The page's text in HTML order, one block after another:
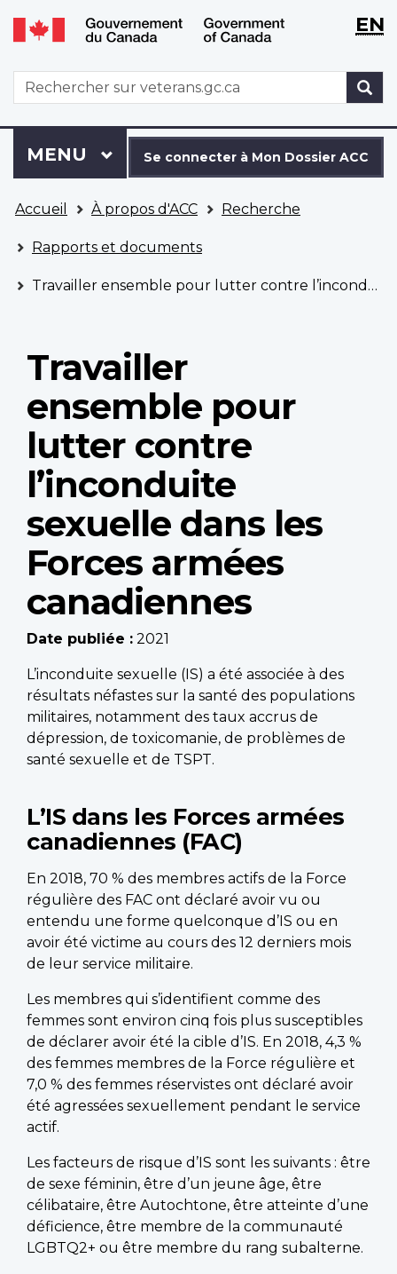
Aller
au
principal
Passer
à
version
HTML
simplifiée
WxT
WxTEN
WxT
Search
form
connecter
à
Dossier
ACC
Se connecter à Mon Dossier ACC
Menu
MENU PRINCIPAL
êtes
ici
Accueil À propos d'ACC Recherche
Rapports et documents
Travailler ensemble pour lutter contre l’inconduite sexuelle dans les Forces armées canadiennes
Travailler
ensemble pour
lutter contre
l’inconduite
sexuelle dans les
Forces armées
canadiennes
Date publiée : 2021
L’inconduite sexuelle (IS) a été associée à des
résultats néfastes sur la santé des populations
militaires, notamment des taux accrus de
dépression, de toxicomanie, de problèmes de
santé sexuelle et de TSPT.
L’IS dans les Forces armées
canadiennes (FAC)
En 2018, 70 % des membres actifs de la Force
régulière des FAC ont déclaré avoir vu ou
entendu une forme quelconque d’IS ou en
avoir été victime au cours des 12 derniers mois
de leur service militaire.
Les membres qui s’identifient comme des
femmes sont environ cinq fois plus susceptibles
de déclarer avoir été la cible d’IS. En 2018, 4,3 %
des femmes membres de la Force régulière et
7,0 % des femmes réservistes ont déclaré avoir
été agressées sexuellement pendant le service
actif.
Les facteurs de risque d’IS sont les suivants : être
de sexe féminin, être d’un jeune âge, être
célibataire, être Autochtone, être atteinte d’une
déficience, être membre de la communauté
LGBTQ2+ ou être membre du rang subalterne.